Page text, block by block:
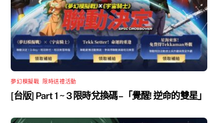
夢幻模擬戰 限時送禮活動
[台版] Part 1 ~ 3 限時兌換碼 –「覺醒! 逆命的雙星」